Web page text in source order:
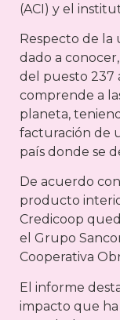
(ACI) y el
Respecto de la
dado a
del puesto 237
comprende a
planeta,
facturación de
país donde se
De acuerdo
producto
Credicoop
el Grupo
Cooperativa
El informe
impacto que